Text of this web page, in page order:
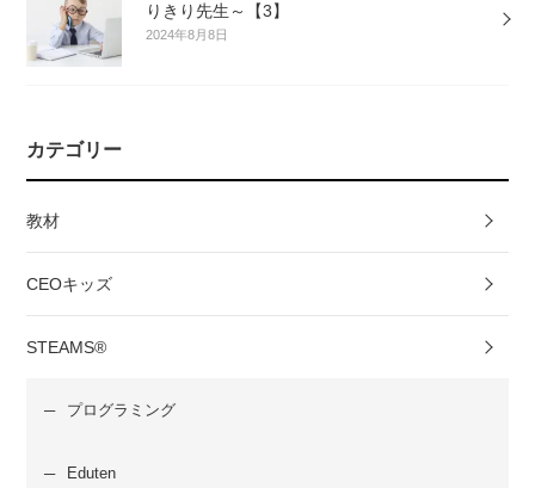
りきり先生～【3】
2024年8月8日
カテゴリー
教材
CEOキッズ
STEAMS®
プログラミング
Eduten